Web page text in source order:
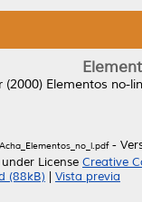
(2000) Elementos no-
-
License Creative
(88kB)
Vista previa